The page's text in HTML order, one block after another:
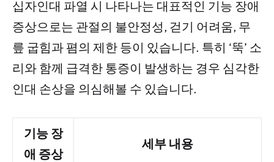
십자인대 파열 시 나타나는 대표적인 기능 장애
증상으로는 관절의 불안정성, 걷기 어려움, 무
릎 굽힘과 폄의 제한 등이 있습니다. 특히 ‘뚝’ 소
리와 함께 급격한 통증이 발생하는 경우 심각한
인대 손상을 의심해볼 수 있습니다.
기능 장
애 증상
세부 내용